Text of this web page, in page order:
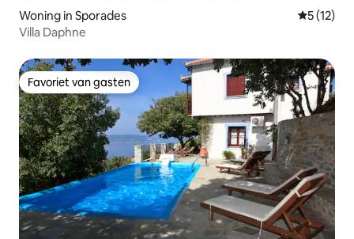
Woning in Sporades
5 (12)
Villa Daphne
Favoriet van gasten
Favoriet van gasten